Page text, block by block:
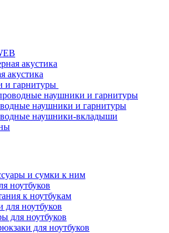
акустика
акустика
и гарнитуры
наушники и гарнитуры
наушники и гарнитуры
наушники-вкладыши
и сумки к ним
ноутбуков
к ноутбукам
для ноутбуков
для ноутбуков
для ноутбуков